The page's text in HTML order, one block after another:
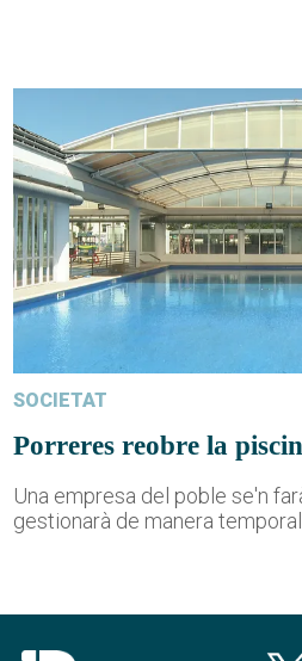
SOCIETAT
Porreres reobre la
Una empresa del poble se'n
gestionarà de manera temporal